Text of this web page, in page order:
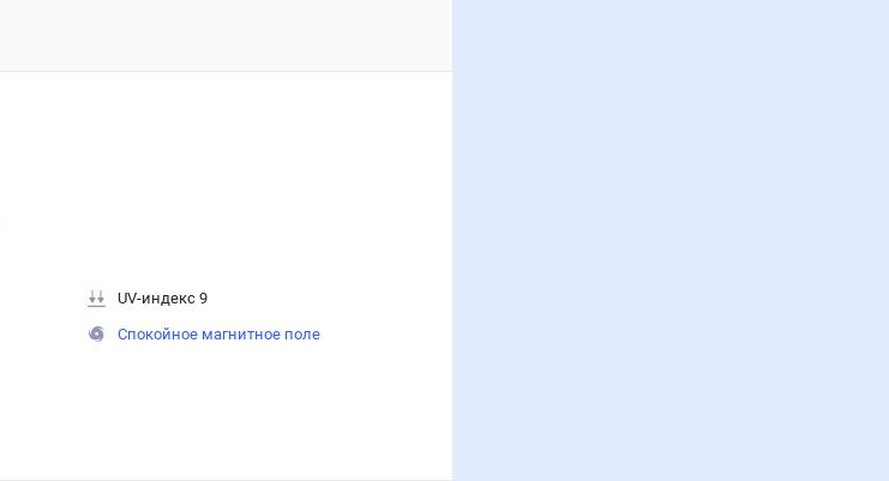
UV-индекс 9
Спокойное магнитное поле